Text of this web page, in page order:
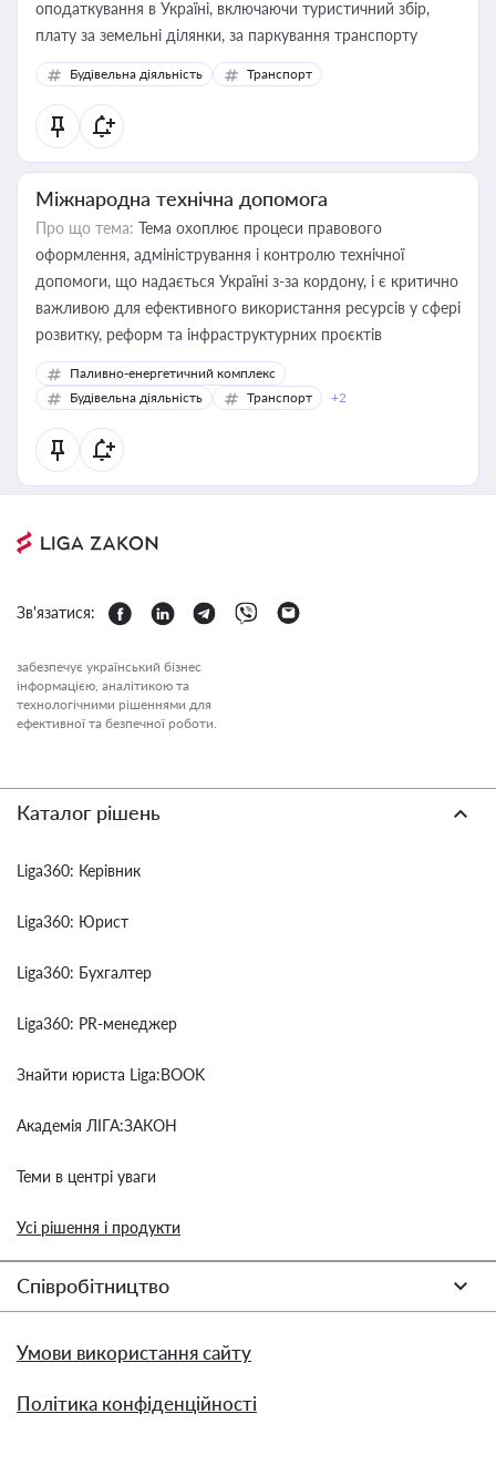
оподаткування в Україні, включаючи туристичний збір,
плату за земельні ділянки, за паркування транспорту
Будівельна діяльність Транспорт
Міжнародна технічна допомога
Про що тема: Тема охоплює процеси правового
оформлення, адміністрування і контролю технічної
допомоги, що надається Україні з-за кордону, і є критично
важливою для ефективного використання ресурсів у сфері
розвитку, реформ та інфраструктурних проєктів
Паливно-енергетичний комплекс
Будівельна діяльність
Транспорт +2
Зв'язатися:
забезпечує український бізнес
інформацією, аналітикою та
технологічними рішеннями для
ефективної та безпечної роботи.
Каталог рішень
Liga360: Керівник
Liga360: Юрист
Liga360: Бухгалтер
Liga360: PR-менеджер
Знайти юриста Liga:BOOK
Академія ЛІГА:ЗАКОН
Теми в центрі уваги
Усі рішення і продукти
Співробітництво
Умови використання сайту
Політика конфіденційності